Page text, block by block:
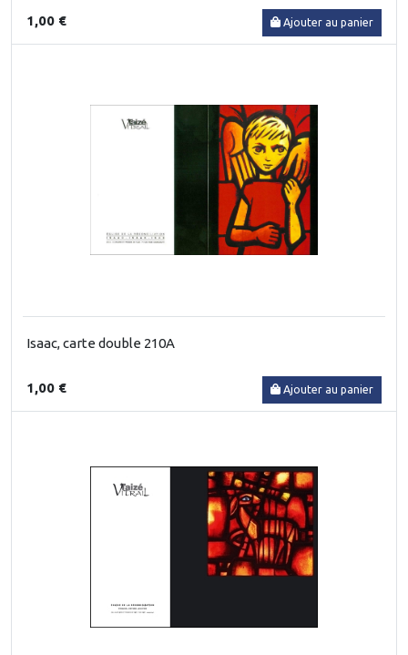
1,00 € Ajouter au panier
Isaac, carte double 210A
1,00 € Ajouter au panier